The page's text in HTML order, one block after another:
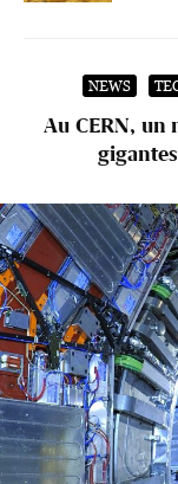
NEWS
Au CERN, un